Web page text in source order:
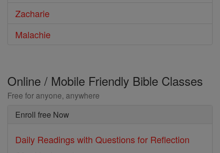
Zacharie
Malachie
Online / Mobile Friendly Bible Classes
Free for anyone, anywhere
Enroll free Now
Daily Readings with Questions for Reflection